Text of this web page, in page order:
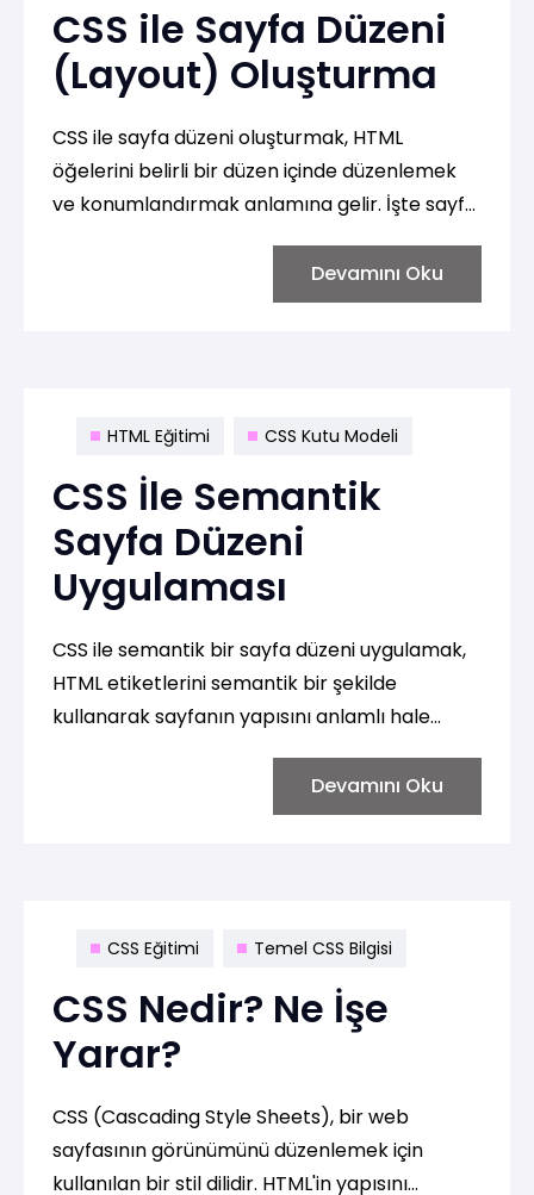
CSS ile Sayfa Düzeni
(Layout) Oluşturma
CSS ile sayfa düzeni oluşturmak, HTML
öğelerini belirli bir düzen içinde düzenlemek
ve konumlandırmak anlamına gelir. İşte sayfa
Devamını Oku
HTML Eğitimi CSS Kutu Modeli
CSS İle Semantik
Sayfa Düzeni
Uygulaması
CSS ile semantik bir sayfa düzeni uygulamak,
HTML etiketlerini semantik bir şekilde
kullanarak sayfanın yapısını anlamlı hale
düzenlemek anlamına gelir. Semantik HTML,
sayfanın içeriğini tanımlayan etiketleri
Devamını Oku
CSS Eğitimi Temel CSS Bilgisi
CSS Nedir? Ne İşe
Yarar?
CSS (Cascading Style Sheets), bir web
sayfasının görünümünü düzenlemek için
kullanılan bir stil dilidir. HTML'in yapısını